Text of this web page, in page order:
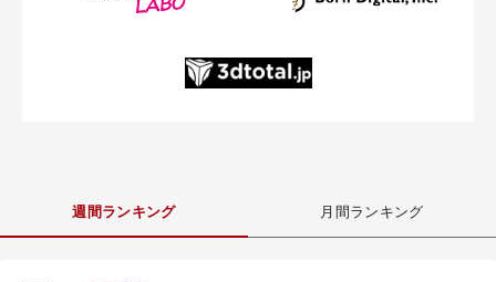
週間ランキング 月間ランキング